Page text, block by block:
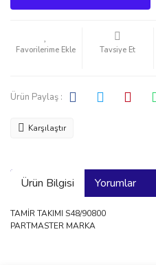
Tavsiye Et
Ürün Paylaş :
Karşılaştır
Ürün Bilgisi Yorumlar
TAMİR TAKIMI S48/90800
PARTMASTER MARKA